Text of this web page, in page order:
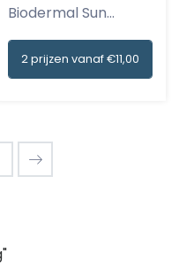
Biodermal Sun
Aftersun Gel C...
2 prijzen vanaf €11,00